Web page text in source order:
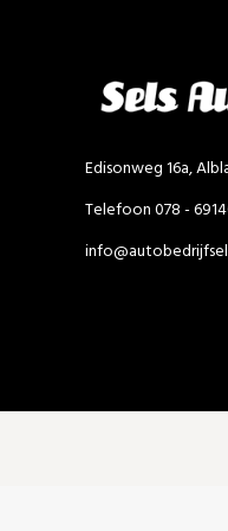
Edisonweg 16a,
Telefoon 078 -